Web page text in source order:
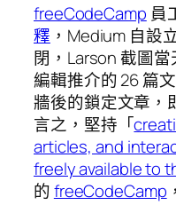
freeCodeCamp 員
釋 ，Medium 自設
閉，Larson 截圖當
編輯推介的 26 篇
牆後的鎖定文章，
言之，堅持「
articles, and
freely available to
的freeCodeCamp